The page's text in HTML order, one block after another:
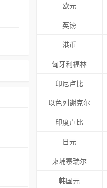
欧元
英镑
港币
匈牙利福林
印尼卢比
以色列谢克尔
印度卢比
日元
柬埔寨瑞尔
韩国元